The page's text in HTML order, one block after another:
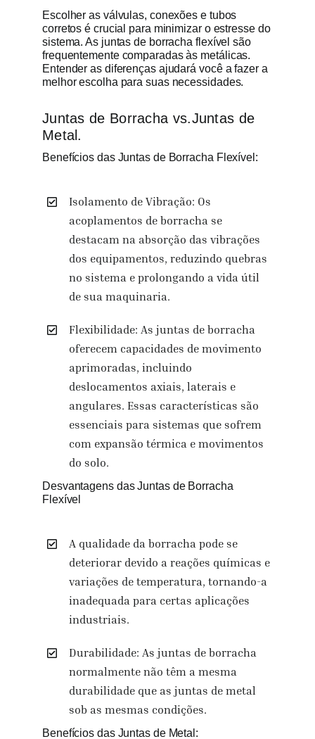
Escolher as válvulas, conexões e tubos
corretos é crucial para minimizar o estresse do
sistema. As juntas de borracha flexível são
frequentemente comparadas às metálicas.
Entender as diferenças ajudará você a fazer a
melhor escolha para suas necessidades.
Juntas de Borracha vs.Juntas de
Metal.
Benefícios das Juntas de Borracha Flexível:
Isolamento de Vibração: Os
acoplamentos de borracha se
destacam na absorção das vibrações
dos equipamentos, reduzindo quebras
no sistema e prolongando a vida útil
de sua maquinaria.
Flexibilidade: As juntas de borracha
oferecem capacidades de movimento
aprimoradas, incluindo
deslocamentos axiais, laterais e
angulares. Essas características são
essenciais para sistemas que sofrem
com expansão térmica e movimentos
do solo.
Desvantagens das Juntas de Borracha
Flexível
A qualidade da borracha pode se
deteriorar devido a reações químicas e
variações de temperatura, tornando-a
inadequada para certas aplicações
industriais.
Durabilidade: As juntas de borracha
normalmente não têm a mesma
durabilidade que as juntas de metal
sob as mesmas condições.
Benefícios das Juntas de Metal: